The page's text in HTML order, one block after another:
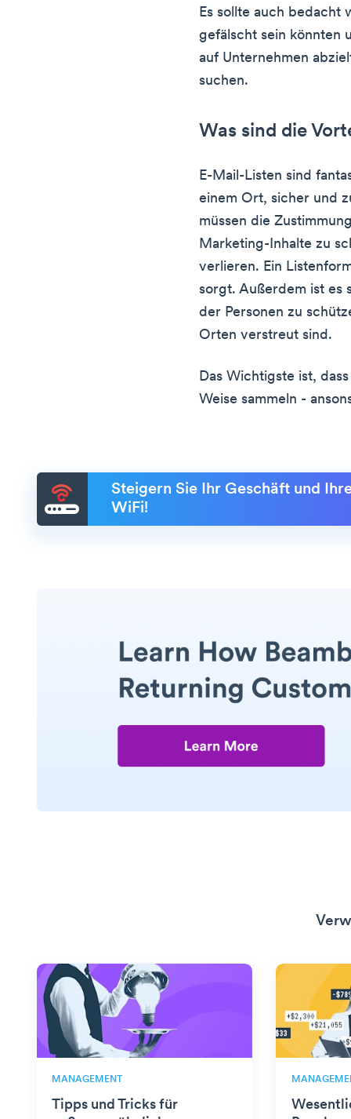
Es sollte auch bedacht
gefälscht sein könnten
auf Unternehmen
suchen.
Was sind die
E-Mail-Listen sind
einem Ort, sicher und
müssen die
Marketing-Inhalte zu
verlieren. Ein
sorgt. Außerdem ist es
der Personen zu
Orten verstreut sind.
Das Wichtigste ist,
Weise sammeln -
Steigern Sie Ihr Geschäft und
WiFi!
MANAGEMENT
Tipps und Tricks für